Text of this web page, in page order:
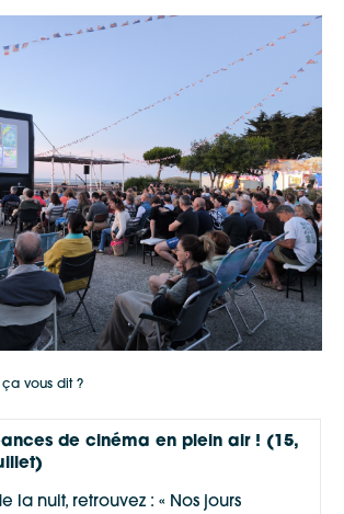
vous dit ?
de cinéma en plein air ! (15,
la nuit, retrouvez : « Nos jours